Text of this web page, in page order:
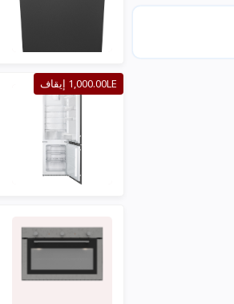
1,000.00LE إيقاف